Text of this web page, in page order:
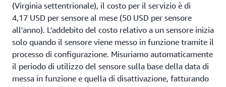
(Virginia settentrionale), il costo per il servizio è di
4,17 USD per sensore al mese (50 USD per sensore
all'anno). L'addebito del costo relativo a un sensore inizia
solo quando il sensore viene messo in funzione tramite il
processo di configurazione. Misuriamo automaticamente
il periodo di utilizzo del sensore sulla base della data di
messa in funzione e quella di disattivazione, fatturando